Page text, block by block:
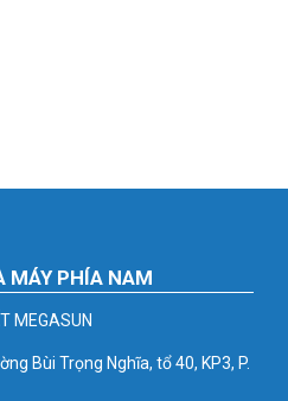
MÁY PHÍA NAM
MEGASUN
Bùi Trọng Nghĩa, tổ 40, KP3, P.